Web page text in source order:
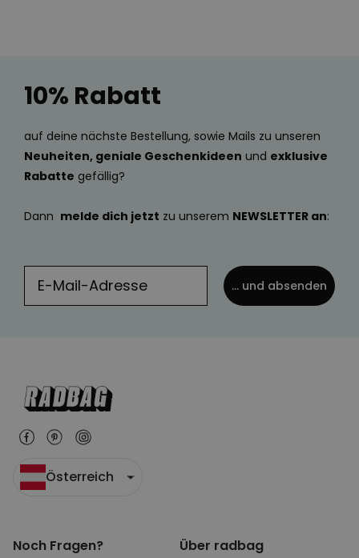
10% Rabatt
auf deine nächste Bestellung, sowie Mails zu unseren
Neuheiten, geniale Geschenkideen und exklusive
Rabatte gefällig?
Dann melde dich jetzt zu unserem NEWSLETTER an:
... und absenden
Österreich
Noch Fragen? Über radbag